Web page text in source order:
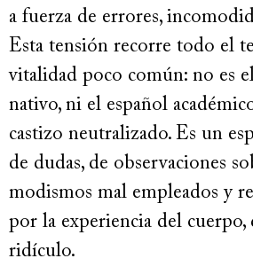
a fuerza de errores,
Esta tensión recorre todo el
vitalidad poco común: no es
nativo, ni el español
castizo neutralizado. Es un
de dudas, de observaciones
modismos mal empleados y
por la experiencia del cuerpo,
ridículo.